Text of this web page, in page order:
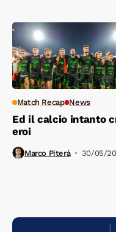
Match Recap News
Ed il calcio intanto
eroi
Marco Piterà 30/05/